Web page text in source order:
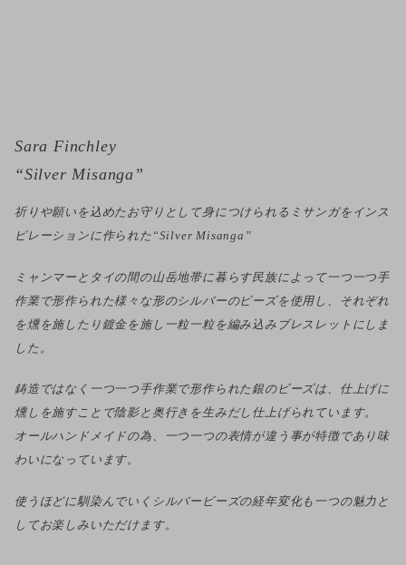
Sara Finchley
“Silver Misanga”
祈りや願いを込めたお守りとして身につけられるミサンガをインス
ピレーションに作られた“Silver Misanga”
ミャンマーとタイの間の山岳地帯に暮らす民族によって一つ一つ手
作業で形作られた様々な形のシルバーのビーズを使用し、それぞれ
を燻を施したり鍍金を施し一粒一粒を編み込みブレスレットにしま
した。
鋳造ではなく一つ一つ手作業で形作られた銀のビーズは、仕上げに
燻しを施すことで陰影と奥行きを生みだし仕上げられています。
オールハンドメイドの為、一つ一つの表情が違う事が特徴であり味
わいになっています。
使うほどに馴染んでいくシルバービーズの経年変化も一つの魅力と
してお楽しみいただけます。